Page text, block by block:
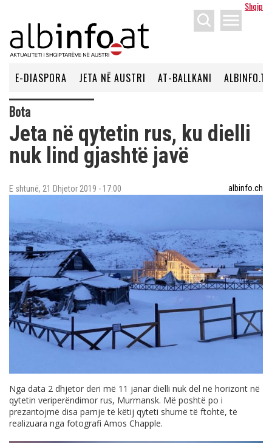
Shqip
menu
E-DIASPORA JETA NË AUSTRI AT-BALLKANI ALBINFO.TV
Bota
Jeta në qytetin rus, ku dielli
nuk lind gjashtë javë
E shtunë, 21 Dhjetor 2019 - 17:00 albinfo.ch
Nga data 2 dhjetor deri më 11 janar dielli nuk del në horizont në
qytetin veriperëndimor rus, Murmansk. Më poshtë po i
prezantojmë disa pamje të këtij qyteti shumë të ftohtë, të
realizuara nga fotografi Amos Chapple.